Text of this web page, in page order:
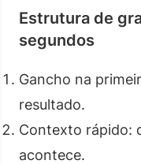
Estrutura de
segundos
Gancho na
resultado.
Contexto rápido:
acontece.